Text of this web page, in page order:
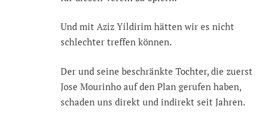
Und mit Aziz Yildirim hätten wir es nicht
schlechter treffen können.
Der und seine beschränkte Tochter, die zuerst
Jose Mourinho auf den Plan gerufen haben,
schaden uns direkt und indirekt seit Jahren.